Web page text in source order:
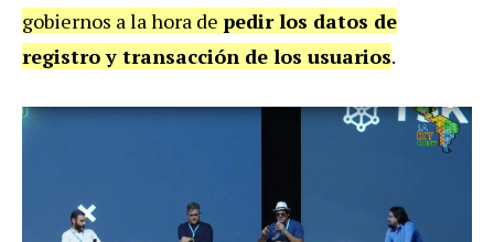
gobiernos a la hora de pedir los datos de
registro y transacción de los usuarios.